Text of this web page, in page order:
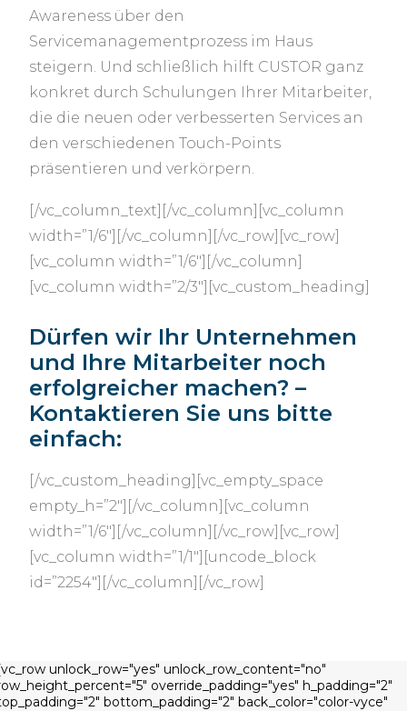
Awareness über den
Servicemanagementprozess im Haus
steigern. Und schließlich hilft CUSTOR ganz
konkret durch Schulungen Ihrer Mitarbeiter,
die die neuen oder verbesserten Services an
den verschiedenen Touch-Points
präsentieren und verkörpern.
[/vc_column_text][/vc_column][vc_column
width=”1/6″][/vc_column][/vc_row][vc_row]
[vc_column width=”1/6″][/vc_column]
[vc_column width=”2/3″][vc_custom_heading]
Dürfen wir Ihr Unternehmen
und Ihre Mitarbeiter noch
erfolgreicher machen? –
Kontaktieren Sie uns bitte
einfach:
[/vc_custom_heading][vc_empty_space
empty_h=”2″][/vc_column][vc_column
width=”1/6″][/vc_column][/vc_row][vc_row]
[vc_column width=”1/1″][uncode_block
id=”2254″][/vc_column][/vc_row]
unlock_row="yes" unlock_row_content="no"
override_padding="yes" h_padding="2"
bottom_padding="2" back_color="color-vyce"